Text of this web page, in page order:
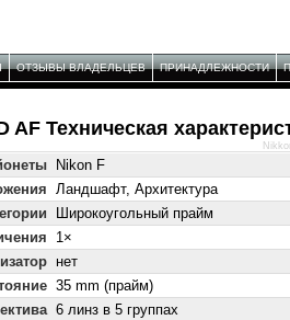
ОТЗЫВЫ ВЛАДЕЛЬЦЕВ ПРИНАДЛЕЖНОСТИ
AF Техническая
Nikon F
Ландшафт, Архитектура
Широкоугольный прайм
1×
нет
35 mm (прайм)
6 линз в 5 группах